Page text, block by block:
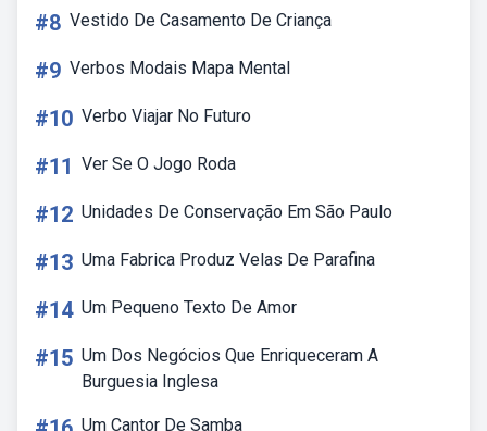
#8 Vestido De Casamento De Criança
#9 Verbos Modais Mapa Mental
#10 Verbo Viajar No Futuro
#11 Ver Se O Jogo Roda
#12 Unidades De Conservação Em São Paulo
#13 Uma Fabrica Produz Velas De Parafina
#14 Um Pequeno Texto De Amor
#15 Um Dos Negócios Que Enriqueceram A
Burguesia Inglesa
Um Cantor De Samba